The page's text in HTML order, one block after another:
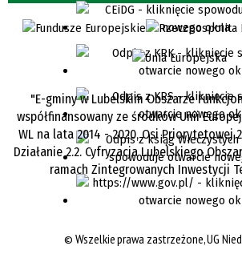
"E-gminy w Lubelskim Obszarze
współfinansowany ze środków Unii
WL na lata 2014 - 2020, Osi Priorytetowej
Działanie 2.2. Cyfryzacja Lubelskiego
ramach Zintegrowanych Inwestycji
©Wszelkie prawa zastrzeżone, UG